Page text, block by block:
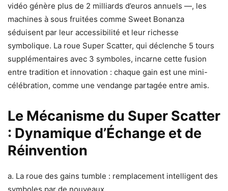
vidéo génère plus de 2 milliards d’euros annuels —, les
machines à sous fruitées comme Sweet Bonanza
séduisent par leur accessibilité et leur richesse
symbolique. La roue Super Scatter, qui déclenche 5 tours
supplémentaires avec 3 symboles, incarne cette fusion
entre tradition et innovation : chaque gain est une mini-
célébration, comme une vendange partagée entre amis.
Le Mécanisme du Super Scatter
: Dynamique d’Échange et de
Réinvention
a. La roue des gains tumble : remplacement intelligent des